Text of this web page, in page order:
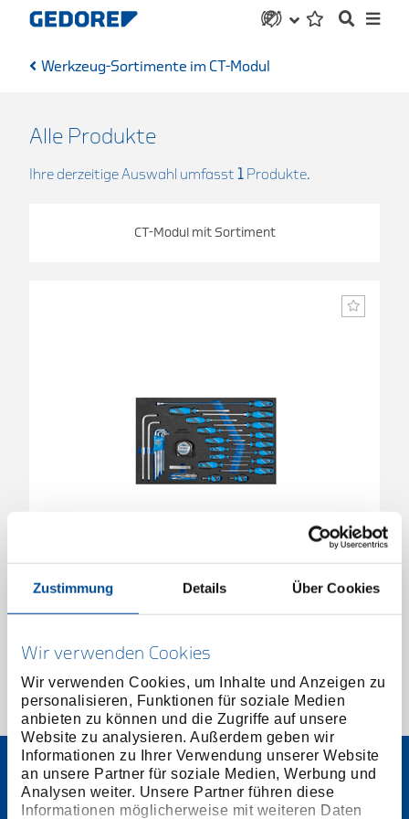
Zustimmung Details Über Cookies
Wir verwenden Cookies
Wir verwenden Cookies, um Inhalte und Anzeigen zu
personalisieren, Funktionen für soziale Medien
anbieten zu können und die Zugriffe auf unsere
Website zu analysieren. Außerdem geben wir
Informationen zu Ihrer Verwendung unserer Website
an unsere Partner für soziale Medien, Werbung und
Analysen weiter. Unsere Partner führen diese
Informationen möglicherweise mit weiteren Daten
Werkzeug-Sortimente im CT-Modul
Alle Produkte
Ihre derzeitige Auswahl umfasst 1 Produkte.
CT-Modul mit Sortiment
CT-Modul mit Sortiment
/ 2005 CT4-2153-63
Preis auf Anfrage
1 von 1